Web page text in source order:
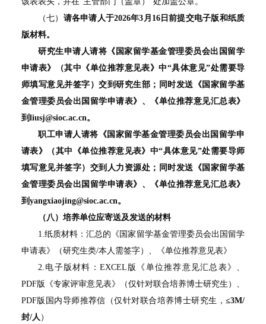
（七） 请各申请人于2026年3 月 16日前提交电子版和纸质
版材料。
研究生申请人请将《国家留学基金管理委员会出国留学
申请表》（其中《单位推荐意见表》中“具体意见”处需要导
师填写意见并签字）交到研究生部；同时发送《国家留学基
金管理委员会出国留学申请表》、《单位推荐意见汇总表》
到 liusj@sioc.ac.cn。
职工申请人请将《国家留学基金管理委员会出国留学申
请表》（其中《单位推荐意见表》中“具体意见”处需要导师
填写意见并签字）交到人力资源处；同时发送《国家留学基
金管理委员会出国留学申请表》、《单位推荐意见汇总表》
到 yangxiaojing@sioc.ac.cn。
（八）培养单位应寄送及发送的材料
1.纸质材料：汇总的《国家留学基金管理委员会出国留学
申请表》（研究生类/本人需签字）、《单位推荐意见表》
2.电子版材料：EXCEL版《单位推荐意见汇总表》、
PDF版《专家评审意见表》（仅针对联合培养博士研究生）、
PDF版国内导师推荐信（仅针对联合培养博士研究生， ≤3M/
封/人 ）